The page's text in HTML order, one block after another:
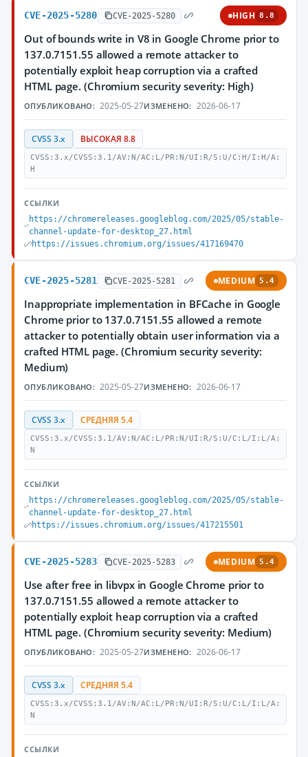
CVE-2025-5280 CVE-2025-5280 HIGH 8.8
Out of bounds write in V8 in Google Chrome prior to
137.0.7151.55 allowed a remote attacker to
potentially exploit heap corruption via a crafted
HTML page. (Chromium security severity: High)
ОПУБЛИКОВАНО: 2025-05-27ИЗМЕНЕНО: 2026-06-17
CVSS 3.x ВЫСОКАЯ 8.8
CVSS:3.x/CVSS:3.1/AV:N/AC:L/PR:N/UI:R/S:U/C:H/I:H/A:
H
ССЫЛКИ
https://chromereleases.googleblog.com/2025/05/stable-
channel-update-for-desktop_27.html
https://issues.chromium.org/issues/417169470
CVE-2025-5281 CVE-2025-5281 MEDIUM 5.4
Inappropriate implementation in BFCache in Google
Chrome prior to 137.0.7151.55 allowed a remote
attacker to potentially obtain user information via a
crafted HTML page. (Chromium security severity:
Medium)
ОПУБЛИКОВАНО: 2025-05-27ИЗМЕНЕНО: 2026-06-17
CVSS 3.x СРЕДНЯЯ 5.4
CVSS:3.x/CVSS:3.1/AV:N/AC:L/PR:N/UI:R/S:U/C:L/I:L/A:
N
ССЫЛКИ
https://chromereleases.googleblog.com/2025/05/stable-
channel-update-for-desktop_27.html
https://issues.chromium.org/issues/417215501
CVE-2025-5283 CVE-2025-5283 MEDIUM 5.4
Use after free in libvpx in Google Chrome prior to
137.0.7151.55 allowed a remote attacker to
potentially exploit heap corruption via a crafted
HTML page. (Chromium security severity: Medium)
ОПУБЛИКОВАНО: 2025-05-27ИЗМЕНЕНО: 2026-06-17
CVSS 3.x СРЕДНЯЯ 5.4
CVSS:3.x/CVSS:3.1/AV:N/AC:L/PR:N/UI:R/S:U/C:L/I:L/A:
N
ССЫЛКИ